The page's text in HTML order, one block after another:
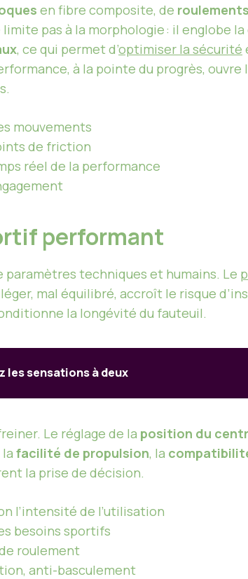
en fibre composite, de
limite pas à la morphologie : il englobe
, ce qui permet d’optimiser la sécurité
à la pointe du progrès, ouvre
mouvements
de friction
réel de la performance
performant
paramètres techniques et humains. Le
mal équilibré, accroît le risque
la longévité du fauteuil.
les sensations à deux
Le réglage de la position du
facilité de propulsion, la
la prise de décision.
l’intensité de l’utilisation
besoins sportifs
roulement
anti-basculement